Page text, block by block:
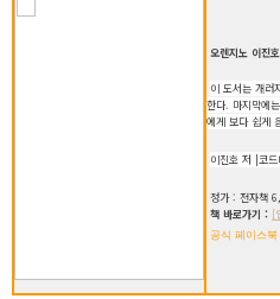
오렌지노 이진
이 도서는 개러
한다. 마지막에
에게 보다 쉽게
이진호 저 |코
정가 : 전자책
책 바로가기 : [
공식 페이스북